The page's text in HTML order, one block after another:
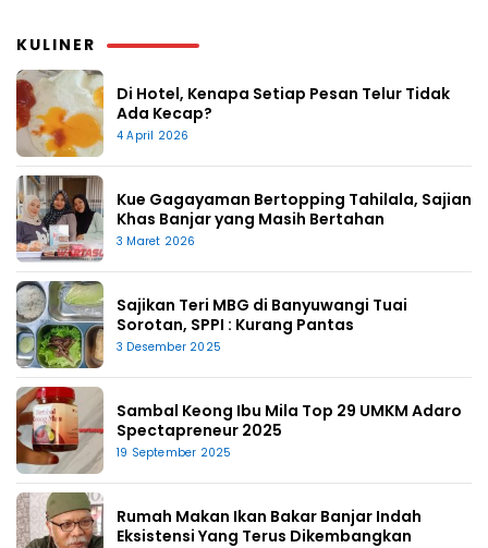
KULINER
Di Hotel, Kenapa Setiap Pesan Telur Tidak
Ada Kecap?
4 April 2026
Kue Gagayaman Bertopping Tahilala, Sajian
Khas Banjar yang Masih Bertahan
3 Maret 2026
Sajikan Teri MBG di Banyuwangi Tuai
Sorotan, SPPI : Kurang Pantas
3 Desember 2025
Sambal Keong Ibu Mila Top 29 UMKM Adaro
Spectapreneur 2025
19 September 2025
Rumah Makan Ikan Bakar Banjar Indah
Eksistensi Yang Terus Dikembangkan